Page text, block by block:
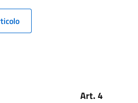
Art. 4